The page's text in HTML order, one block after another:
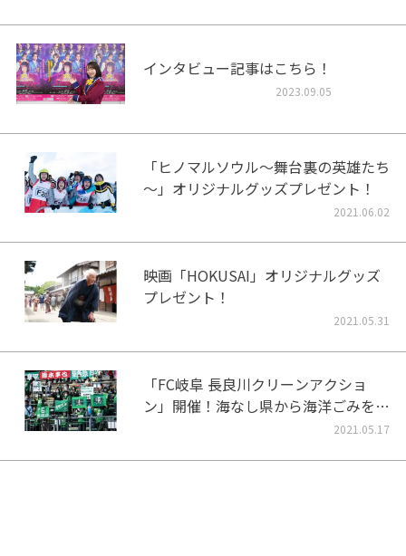
インタビュー記事はこちら！
2023.09.05
「ヒノマルソウル～舞台裏の英雄たち
～」オリジナルグッズプレゼント！
2021.06.02
映画「HOKUSAI」オリジナルグッズ
プレゼント！
2021.05.31
「FC岐阜 長良川クリーンアクショ
ン」開催！海なし県から海洋ごみをな
2021.05.17